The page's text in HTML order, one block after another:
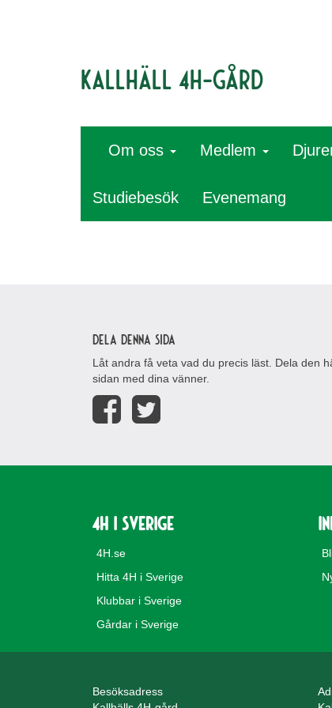
Kallhäll 4H-gård
Om oss Medlem
Studiebesök Evenemang
Dela denna sida
Låt andra få veta vad du precis läst. Dela den
sidan med dina vänner.
4H i Sverige
4H.se
Hitta 4H i Sverige
Klubbar i Sverige
Gårdar i Sverige
Besöksadress